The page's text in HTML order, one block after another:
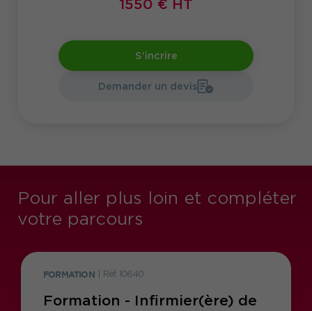
1550 € HT
S'incrire
Demander un devis
Pour aller plus loin et compléter
votre parcours
FORMATION Réf. 10640
Formation - Infirmier(ère) de